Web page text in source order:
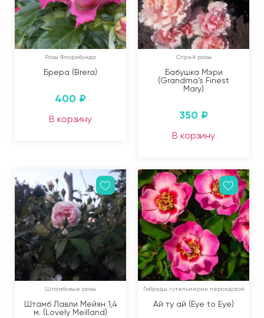
Розы Флорибунда
Брера (Brera)
400 ₽
В корзину
Спрей розы
Бабушка Мэри
(Grandma’s Finest
Mary)
350 ₽
В корзину
Штамбовые розы
Штамб Лавли Мейян 1,4
м. (Lovely Meilland)
Гибриды гутельмерии персидской
Ай ту ай (Eye to Eye)